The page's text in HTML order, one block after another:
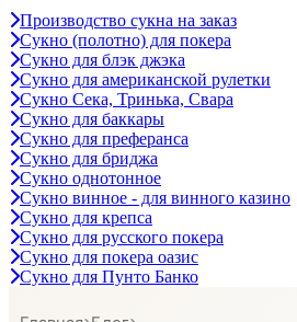
Производство сукна на заказ
Сукно (полотно) для покера
Сукно для блэк джэка
Сукно для американской рулетки
Сукно Сека, Тринька, Свара
Сукно для баккары
Сукно для преферанса
Сукно для бриджа
Сукно однотонное
Сукно винное - для винного казино
Сукно для крепса
Сукно для русского покера
Сукно для покера оазис
Сукно для Пунто Банко